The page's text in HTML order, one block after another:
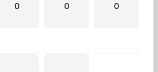
0 0 0